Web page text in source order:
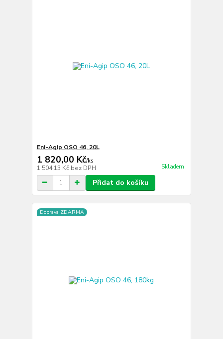
Eni-Agip OSO 46, 20L
1 820,00 Kč/ks
1 504,13 Kč bez DPH Skladem
Přidat do košíku
Doprava ZDARMA